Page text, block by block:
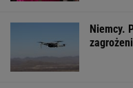
Niemcy.